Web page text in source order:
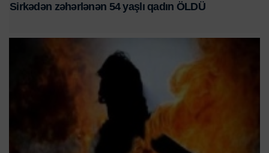
Sirkədən zəhərlənən 54 yaşlı qadın ÖLDÜ